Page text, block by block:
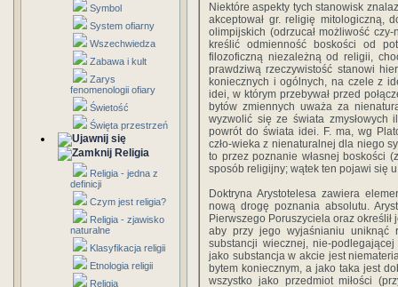
Symbol
System ofiarny
Wszechwiedza
Zabawa i kult
Zarys
fenomenologii ofiary
Świetość
Święta przestrzeń
Religia
Religia - jedna z
definicji
Czym jest religia?
Religia - zjawisko
naturalne
Klasyfikacja religii
Etnologia religii
Religia
Niektóre aspekty tych stanowisk
akceptował gr. religię mitologiczną,
olimpijskich (odrzucał możliwość
kreślić odmienność boskości od
filozoficzną niezależną od religii,
prawdziwą rzeczywistość stanowi
koniecznych i ogólnych, na czele z
idei, w którym przebywał przed
bytów zmiennych uważa za
wyzwolić się ze świata zmysłowych
powrót do świata idei. F. ma, wg
czło-wieka z nienaturalnej dla niego
to przez poznanie własnej boskości
sposób religijny; wątek ten pojawi się
Doktryna Arystotelesa zawiera
nową drogę poznania absolutu.
Pierwszego Poruszyciela oraz
aby przy jego wyjaśnianiu uniknąć
substancji wiecznej, nie-
jako substancja w akcie jest
bytem koniecznym, a jako taka jest
wszystko jako przedmiot miłości